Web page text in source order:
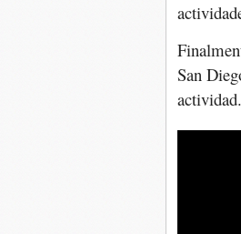
San
actividad.